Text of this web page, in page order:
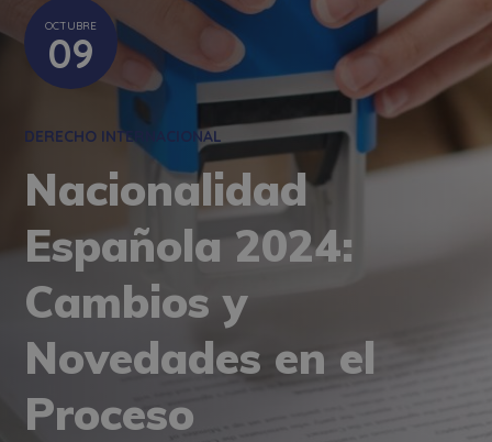
OCTUBRE
09
DERECHO INTERNACIONAL
Nacionalidad
Española 2024:
Cambios y
Novedades en el
Proceso